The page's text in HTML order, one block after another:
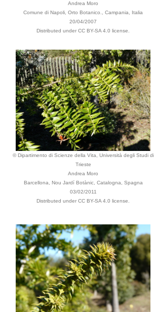
Andrea Moro
Comune di Napoli, Orto Botanico., Campania, Italia
20/04/2007
Distributed under CC BY-SA 4.0 license.
© Dipartimento di Scienze della Vita, Università degli Studi di
Trieste
Andrea Moro
Barcellona, Nou Jardí Botànic, Catalogna, Spagna
03/02/2011
Distributed under CC BY-SA 4.0 license.